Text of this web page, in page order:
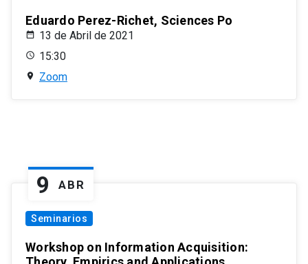
Eduardo Perez-Richet, Sciences Po
13 de Abril de 2021
15:30
Zoom
9 ABR
Seminarios
Workshop on Information Acquisition: